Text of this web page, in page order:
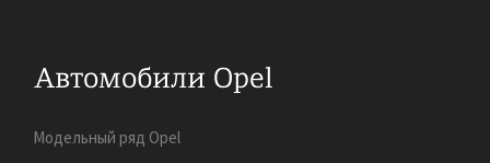
Модельный ряд Opel